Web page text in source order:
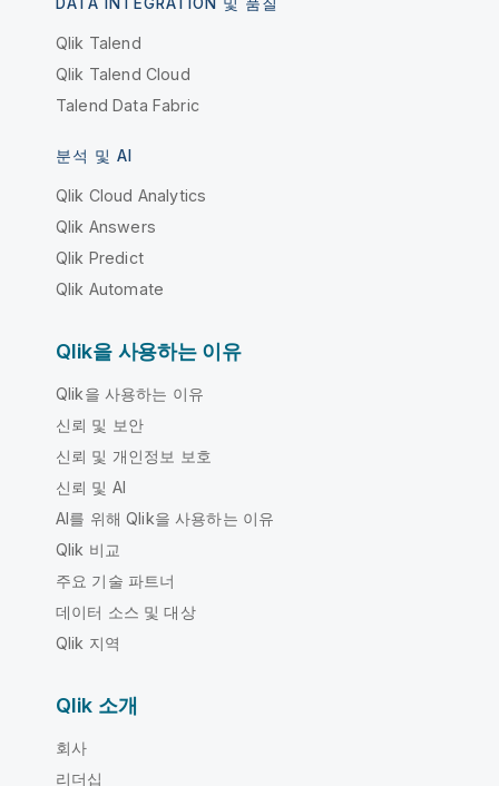
Qlik Talend
Qlik Talend Cloud
Talend Data Fabric
분석 및 AI
Qlik Cloud Analytics
Qlik Answers
Qlik Predict
Qlik Automate
Qlik을 사용하는 이유
Qlik을 사용하는 이유
신뢰 및 보안
신뢰 및 개인정보 보호
신뢰 및 AI
AI를 위해 Qlik을 사용하는 이유
Qlik 비교
주요 기술 파트너
데이터 소스 및 대상
Qlik 지역
Qlik 소개
회사
리더십